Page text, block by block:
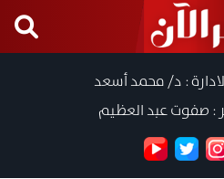
: د/ محمد أسعد
: صفوت عبد العظيم